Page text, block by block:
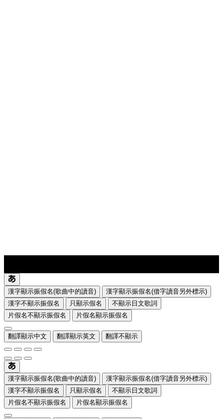
漢字顯示振假名(歌曲中的讀音)
漢字顯示振假名(借字讀音另外標示)
漢字不顯示振假名
只顯示假名
不顯示日文歌詞
片假名不顯示振假名
片假名顯示振假名
翻譯顯示中文 翻譯顯示英文 翻譯不顯示
漢字顯示振假名(歌曲中的讀音)
漢字顯示振假名(借字讀音另外標示)
漢字不顯示振假名
只顯示假名
不顯示日文歌詞
片假名不顯示振假名
片假名顯示振假名